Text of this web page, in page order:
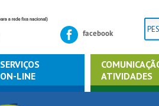
SERVIÇOS
ON-LINE
ATIVIDADES